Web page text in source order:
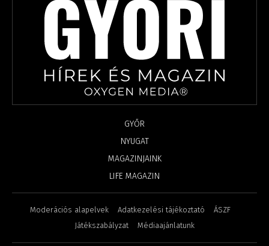
GYŐR
NYUGAT
MAGAZINJAINK
LIFE MAGAZIN
Moderációs alapelvek Adatkezelési tájékoztató
ÁSZF
Játékszabályzat
Médiaajánlatunk